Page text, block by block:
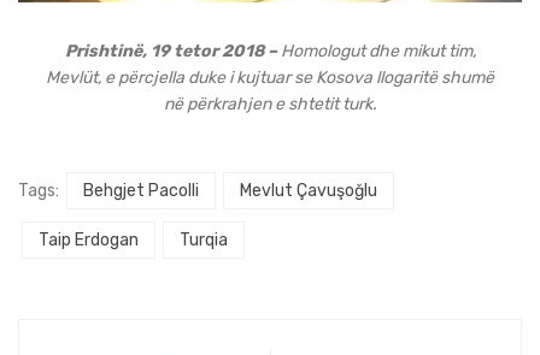
Prishtinë, 19 tetor 2018 –Homologut dhe mikut tim,
Mevlüt, e përcjella duke i kujtuar se Kosova llogaritë shumë
në përkrahjen e shtetit turk.
Tags: Behgjet Pacolli Mevlut Çavuşoğlu
Taip Erdogan Turqia